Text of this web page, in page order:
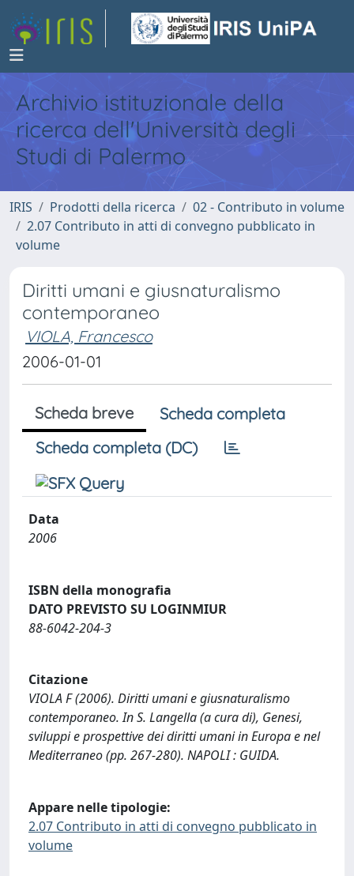
Archivio istituzionale della
ricerca dell'Università degli
Studi di Palermo
IRIS Prodotti della ricerca
02 - Contributo in volume
2.07 Contributo in atti di convegno pubblicato in
volume
Diritti umani e giusnaturalismo
contemporaneo
VIOLA, Francesco
2006-01-01
Scheda breve
Scheda completa
Scheda completa (DC)
Data
2006
ISBN della monografia
DATO PREVISTO SU LOGINMIUR
88-6042-204-3
Citazione
VIOLA F (2006). Diritti umani e giusnaturalismo
contemporaneo. In S. Langella (a cura di), Genesi,
sviluppi e prospettive dei diritti umani in Europa e nel
Mediterraneo (pp. 267-280). NAPOLI : GUIDA.
Appare nelle tipologie:
2.07 Contributo in atti di convegno pubblicato in
volume